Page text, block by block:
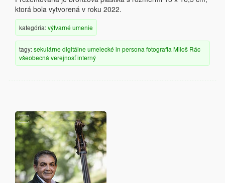
ktorá bola vytvorená v roku 2022.
kategória:výtvarné umenie
tagy:sekulárne digitálne umelecké in persona fotografia Miloš Rác
všeobecná verejnosťinterný